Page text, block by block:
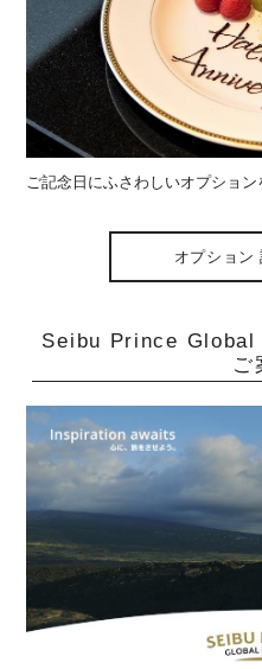
ご記念日にふさわしいオプション
オプション
Seibu Prince Global
ご